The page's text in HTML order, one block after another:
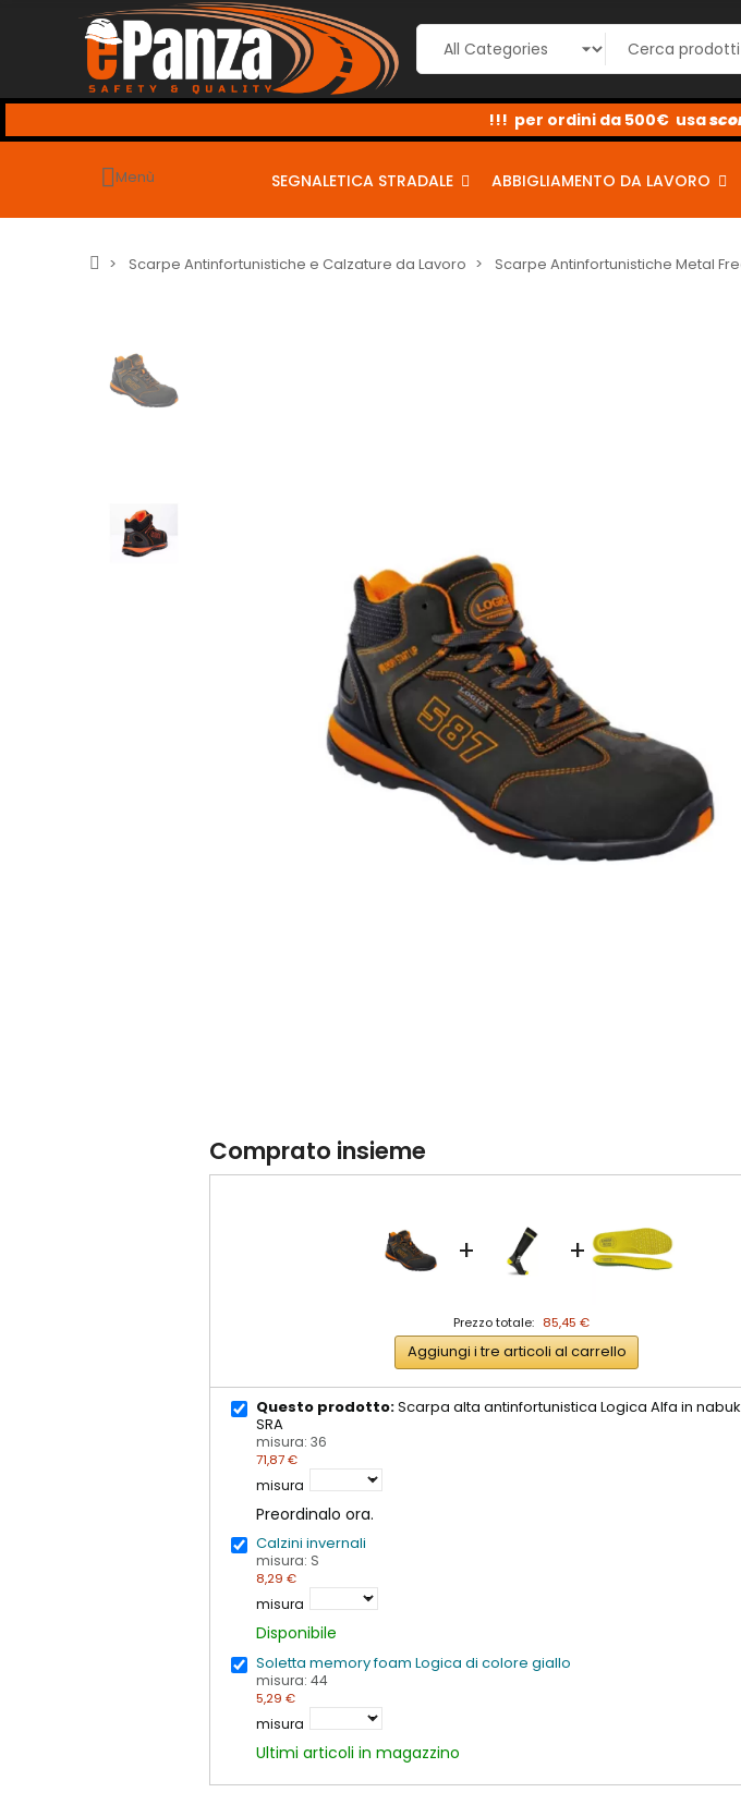
coupon per sconti dal 2% al 10% <-
Menù SEGNALETICA STRADALE ABBIGLIAMENTO DA LAVORO
Scarpe Antinfortunistiche e Calzature da Lavoro Scarpe Antinfortunistiche Metal
Comprato insieme
+ +
Prezzo totale: 85,45 €
Aggiungi i tre articoli al carrello
Questo prodotto:Scarpa alta antinfortunistica Logica Alfa in
SRA
misura: 36
71,87 €
misura
Preordinalo ora.
Calzini invernali
misura: S
8,29 €
misura
Disponibile
Soletta memory foam Logica di colore giallo
misura: 44
5,29 €
misura
Ultimi articoli in magazzino